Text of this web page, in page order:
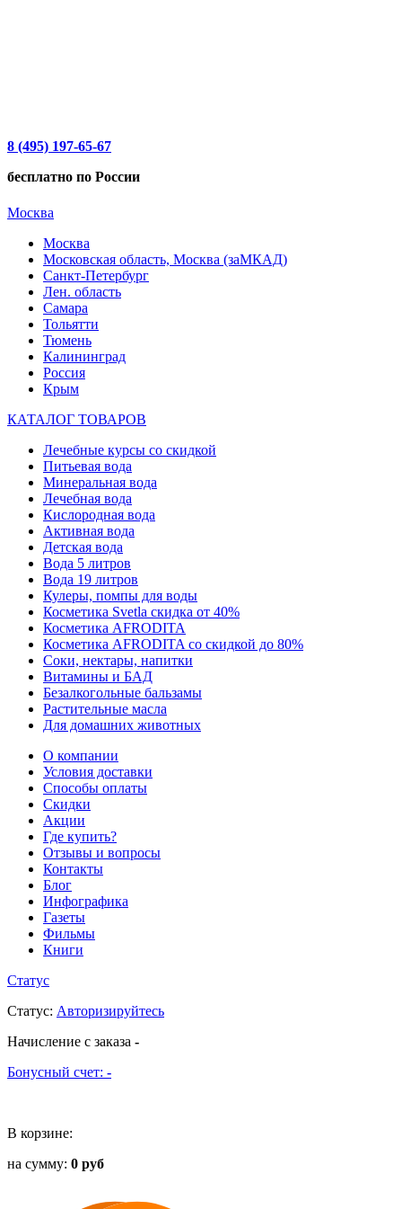
8 (495) 197-65-67
бесплатно по России
Москва
Москва
Московская область, Москва (заМКАД)
Санкт-Петербург
Лен. область
Самара
Тольятти
Тюмень
Калининград
Россия
Крым
КАТАЛОГ ТОВАРОВ
Лечебные курсы со скидкой
Питьевая вода
Минеральная вода
Лечебная вода
Кислородная вода
Активная вода
Детская вода
Вода 5 литров
Вода 19 литров
Кулеры, помпы для воды
Косметика Svetla скидка от 40%
Косметика AFRODITA
Косметика AFRODITA со скидкой до 80%
Соки, нектары, напитки
Витамины и БАД
Безалкогольные бальзамы
Растительные масла
Для домашних животных
О компании
Условия доставки
Способы оплаты
Скидки
Акции
Где купить?
Отзывы и вопросы
Контакты
Блог
Инфографика
Газеты
Фильмы
Книги
Статус
Статус: Авторизируйтесь
Начисление с заказа -
Бонусный счет: -
В корзине:
на сумму: 0 руб